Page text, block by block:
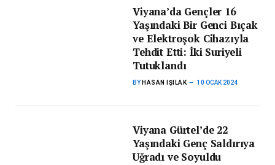
Viyana’da Gençler 16
Yaşındaki Bir Genci Bıçak
ve Elektroşok Cihazıyla
Tehdit Etti: İki Suriyeli
Tutuklandı
BY HASAN IŞILAK 10 OCAK 2024
Viyana Gürtel’de 22
Yaşındaki Genç Saldırıya
Uğradı ve Soyuldu